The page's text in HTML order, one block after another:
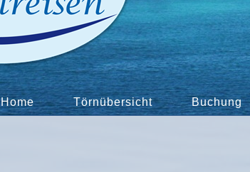
Home Törnübersicht Buchung